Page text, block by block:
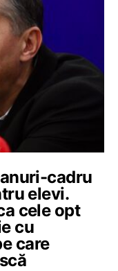
cadru
elevi.
cele opt
cu
care